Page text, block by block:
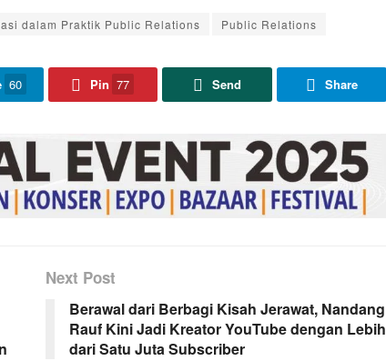
dalam Praktik Public Relations Public Relations
60 Pin 77 Send Share
Next Post
Berawal dari Berbagi Kisah Jerawat, Nandang
Rauf Kini Jadi Kreator YouTube dengan Lebih
dari Satu Juta Subscriber